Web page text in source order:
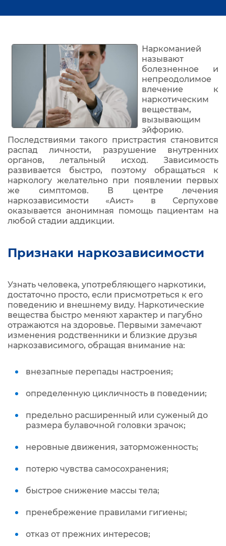
Наркоманией
называют
болезненное и
непреодолимое
влечение к
наркотическим
веществам,
вызывающим
эйфорию.
Последствиями такого пристрастия становится
распад личности, разрушение внутренних
органов, летальный исход. Зависимость
развивается быстро, поэтому обращаться к
наркологу желательно при появлении первых
же симптомов. В центре лечения
наркозависимости «Аист» в Серпухове
оказывается анонимная помощь пациентам на
любой стадии аддикции.
Признаки наркозависимости
Узнать человека, употребляющего наркотики,
достаточно просто, если присмотреться к его
поведению и внешнему виду. Наркотические
вещества быстро меняют характер и пагубно
отражаются на здоровье. Первыми замечают
изменения родственники и близкие друзья
наркозависимого, обращая внимание на:
внезапные перепады настроения;
определенную цикличность в поведении;
предельно расширенный или суженый до
размера булавочной головки зрачок;
неровные движения, заторможенность;
потерю чувства самосохранения;
быстрое снижение массы тела;
пренебрежение правилами гигиены;
отказ от прежних интересов;